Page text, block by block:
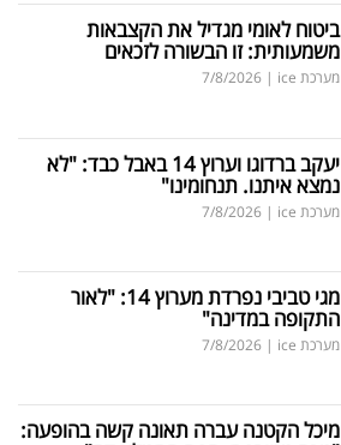
ביטוח לאומי מגדיל את הקצבאות
משמעותית: זו הבשורה לזכאים
מערכת ice |
7/8/2026
יעקב ברדוגו וערוץ 14 באבל כבד: "לא
נמצא איתנו. תנחומינו"
מערכת ice |
7/8/2026
מגי טביבי נפרדת מערוץ 14: "לאור
התקופה במדינה"
מערכת ice |
7/8/2026
מיכל הקטנה עברה תאונה קשה בהופעה: